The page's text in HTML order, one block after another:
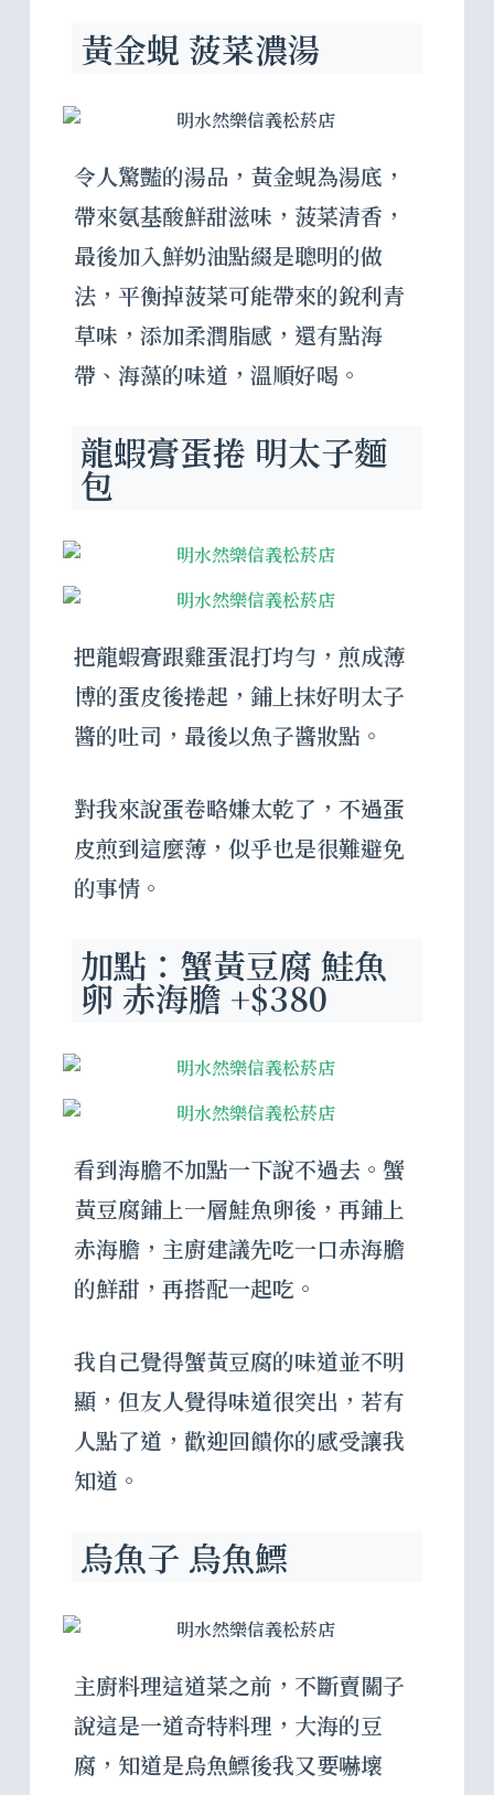
黃金蜆 菠菜濃湯
令人驚豔的湯品，黃金蜆為湯底，
帶來氨基酸鮮甜滋味，菠菜清香，
最後加入鮮奶油點綴是聰明的做
法，平衡掉菠菜可能帶來的銳利青
草味，添加柔潤脂感，還有點海
帶、海藻的味道，溫順好喝。
龍蝦膏蛋捲 明太子麵
包
把龍蝦膏跟雞蛋混打均勻，煎成薄
博的蛋皮後捲起，鋪上抹好明太子
醬的吐司，最後以魚子醬妝點。
對我來說蛋卷略嫌太乾了，不過蛋
皮煎到這麼薄，似乎也是很難避免
的事情。
加點：蟹黃豆腐 鮭魚
卵 赤海膽 +$380
看到海膽不加點一下說不過去。蟹
黃豆腐鋪上一層鮭魚卵後，再鋪上
赤海膽，主廚建議先吃一口赤海膽
的鮮甜，再搭配一起吃。
我自己覺得蟹黃豆腐的味道並不明
顯，但友人覺得味道很突出，若有
人點了道，歡迎回饋你的感受讓我
知道。
烏魚子 烏魚鰾
主廚料理這道菜之前，不斷賣關子
說這是一道奇特料理，大海的豆
腐，知道是烏魚鰾後我又要嚇壞